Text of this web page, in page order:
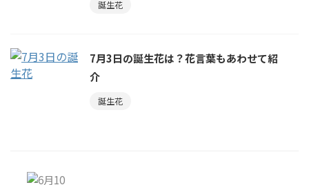
誕生花
7月3日の誕生花は？花言葉もあわせて紹
介
誕生花